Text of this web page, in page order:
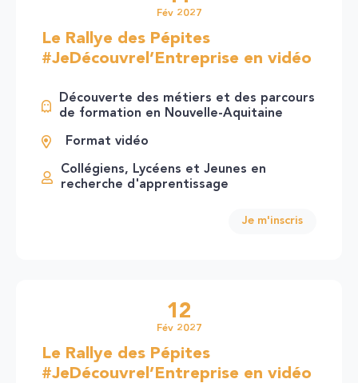
Le Rallye des Pépites
#JeDécouvrel’Entreprise en vidéo
Fév 2027
Découverte des métiers et des parcours
de formation en Nouvelle-Aquitaine
Format vidéo
Collégiens, Lycéens et Jeunes en
recherche d'apprentissage
Je m'inscris
Le Rallye des Pépites
#JeDécouvrel’Entreprise en vidéo
12
Fév 2027